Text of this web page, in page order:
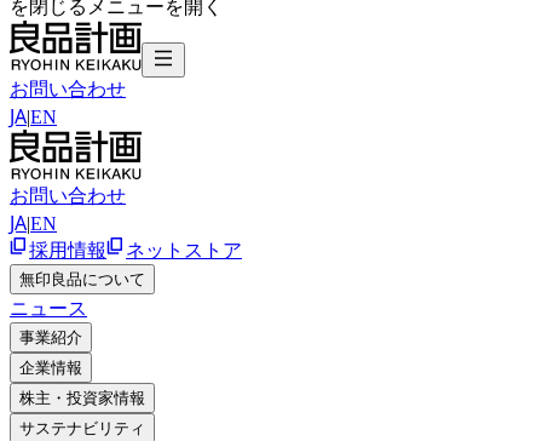
を閉じるメニューを開く
お問い合わせ
JA|EN
お問い合わせ
JA|EN
採用情報 ネットストア
無印良品について
ニュース
事業紹介
企業情報
株主・投資家情報
サステナビリティ